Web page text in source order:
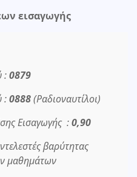
εισαγωγής
:0879
:0888(Ραδιοναυτίλοι)
Εισαγωγής :0,90
βαρύτητας
μαθημάτων